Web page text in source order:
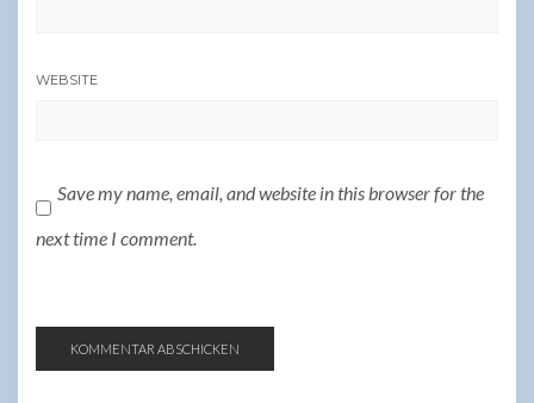
WEBSITE
Save my name, email, and website in this browser for the
next time I comment.